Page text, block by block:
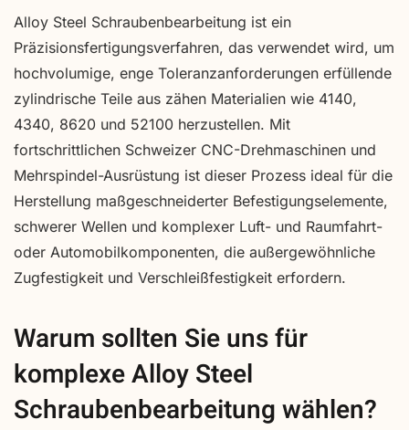
Alloy Steel Schraubenbearbeitung ist ein
Präzisionsfertigungsverfahren, das verwendet wird, um
hochvolumige, enge Toleranzanforderungen erfüllende
zylindrische Teile aus zähen Materialien wie 4140,
4340, 8620 und 52100 herzustellen. Mit
fortschrittlichen Schweizer CNC-Drehmaschinen und
Mehrspindel-Ausrüstung ist dieser Prozess ideal für die
Herstellung maßgeschneiderter Befestigungselemente,
schwerer Wellen und komplexer Luft- und Raumfahrt-
oder Automobilkomponenten, die außergewöhnliche
Zugfestigkeit und Verschleißfestigkeit erfordern.
Warum sollten Sie uns für
komplexe Alloy Steel
Schraubenbearbeitung wählen?